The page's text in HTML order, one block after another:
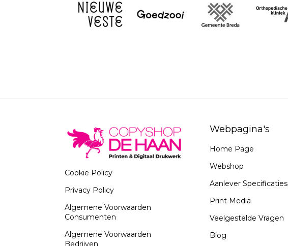
Cookie Policy
Privacy Policy
Algemene Voorwaarden
Consumenten
Algemene Voorwaarden
Bedrijven
Webpagina's
Home Page
Webshop
Aanlever Specificaties
Print Media
Veelgestelde Vragen
Blog